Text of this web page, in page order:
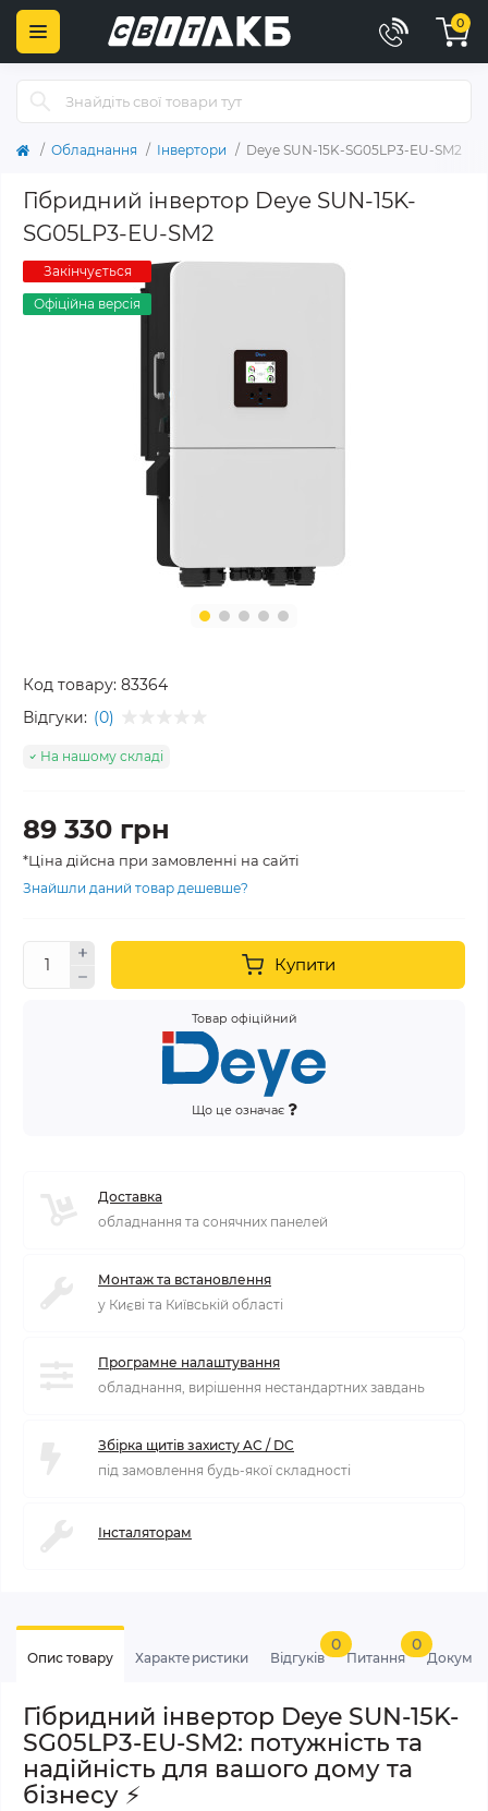
0
Обладнання Інвертори Deye SUN-15K-SG05LP3-EU-SM2
Гібридний інвертор Deye SUN-15K-
SG05LP3-EU-SM2
Закінчується
Офіційна версія
Код товару: 83364
Відгуки: (0)
На нашому складі
89 330 грн
*Ціна дійсна при замовленні на сайті
Знайшли даний товар дешевше?
Купити
Товар офіційний
Що це означає
Доставка
обладнання та сонячних панелей
Монтаж та встановлення
у Києві та Київській області
Програмне налаштування
обладнання, вирішення нестандартних завдань
Збірка щитів захисту AC / DC
під замовлення будь-якої складності
Інсталяторам
Опис товару Характеристики Відгуків
0
Питання
0
Гібридний інвертор Deye SUN-15K-
SG05LP3-EU-SM2: потужність та
надійність для вашого дому та
бізнесу ⚡️